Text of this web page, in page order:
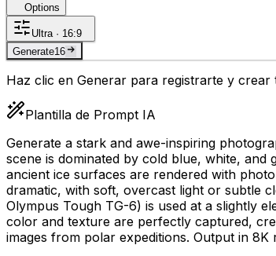
Options
Ultra · 16:9
Generate16
Haz clic en Generar para registrarte y
Plantilla de Prompt IA
Generate a stark and awe-inspiring
scene is dominated by cold blue, white,
ancient ice surfaces are rendered with
dramatic, with soft, overcast light or subtle
Olympus Tough TG-6) is used at a slightly
color and texture are perfectly captured,
images from polar expeditions. Output in 8K